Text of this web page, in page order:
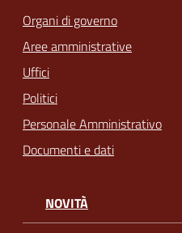
Organi di governo
Aree amministrative
Uffici
Politici
Personale Amministrativo
Documenti e dati
NOVITÀ